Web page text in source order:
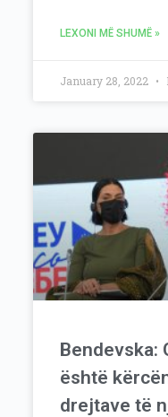
LEXONI MË SHUMË »
January 28, 2022
Bendevska:
është
drejtave të